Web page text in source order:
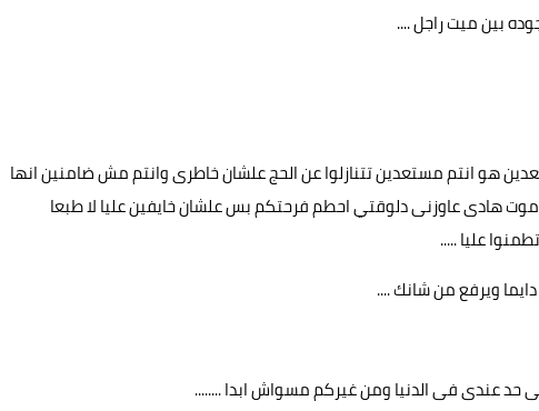
بين ميت راجل ....
هو انتم مستعدين تتنازلوا عن الحج علشان خاطرى وانتم مش ضامنين انها
هادى عاوزنى دلوقتي احطم فرحتكم بس علشان خايفين عليا لا طبعا
عليا .....
ويرفع من شانك ....
حد عندى فى الدنيا ومن غيركم مسواش ابدا ........